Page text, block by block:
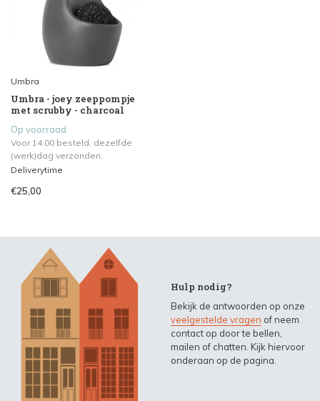
Umbra
Umbra - joey zeeppompje
met scrubby - charcoal
Op voorraad
Voor 14.00 besteld, dezelfde
(werk)dag verzonden.
Deliverytime
€25,00
Hulp nodig?
Bekijk de antwoorden op onze
veelgestelde vragen of neem
contact op door te bellen,
mailen of chatten. Kijk hiervoor
onderaan op de pagina.